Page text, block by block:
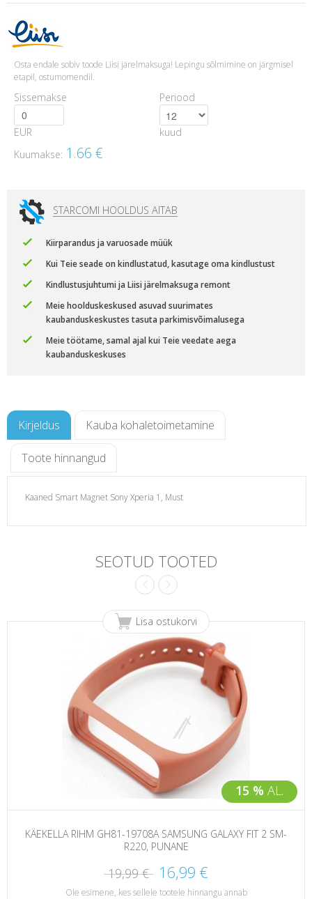
Osta endale sobiv toode Liisi järelmaksuga! Lepingu sõlmimine on järgmisel
etapil, ostumomendil.
Sissemakse
EUR
Periood
kuud
Kuumakse: 1.66 €
STARCOMI HOOLDUS AITAB
Kiirparandus ja varuosade müük
Kui Teie seade on kindlustatud, kasutage oma kindlustust
Kindlustusjuhtumi ja Liisi järelmaksuga remont
Meie hoolduskeskused asuvad suurimates
kaubanduskeskustes tasuta parkimisvõimalusega
Meie töötame, samal ajal kui Teie veedate aega
kaubanduskeskuses
Kirjeldus Kauba kohaletoimetamine
Toote hinnangud
Kaaned Smart Magnet Sony Xperia 1, Must
SEOTUD TOOTED
15 % AL.
Lisa ostukorvi
KÄEKELLA RIHM GH81-19708A SAMSUNG GALAXY FIT 2 SM-
R220, PUNANE
19,99 € 16,99 €
Ole esimene, kes sellele tootele hinnangu annab